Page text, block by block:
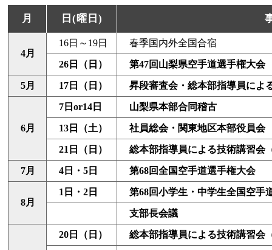
月 日(曜日)
4月
16日～19日 春季国内外全国合宿
26日（日） 第47回山梨県空手道選手権大会
5月 17日（日） 昇段審査会・総本部指導員に
6月
7日or14日 山梨県本部合同稽古
13日（土） 社員総会・関東地区本部役員会
21日（日） 総本部指導員による技術講習
7月 4日・5日 第68回全国空手道選手権大会
8月
1日・2日 第68回小学生・中学生全国空手
支部長会議
20日（日） 総本部指導員による技術講習